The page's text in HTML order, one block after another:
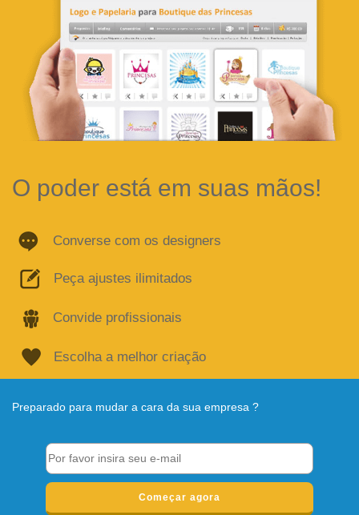
O poder está em suas mãos!
Converse com os designers
Peça ajustes ilimitados
Convide profissionais
Escolha a melhor criação
Preparado para mudar a cara da sua empresa ?
Começar agora